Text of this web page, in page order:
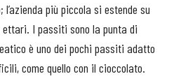
più piccola si estende su
ettari. I passiti sono la punta di
è uno dei pochi passiti adatto
come quello con il cioccolato.